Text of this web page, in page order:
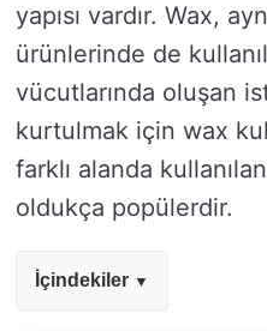
yapısı vardır. Wax,
ürünlerinde de
vücutlarında oluşan
kurtulmak için wax
farklı alanda
oldukça popülerdir.
İçindekiler